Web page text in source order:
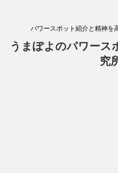
パワースポット紹介と精神を
うまぽよのパワース
究